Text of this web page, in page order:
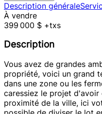
Description générale
À vendre
399 000 $ +txs
Description
Vous avez de grandes
propriété, voici un grand
dans une zone ou les
caressiez le projet d'avoir
proximité de la ville, ici